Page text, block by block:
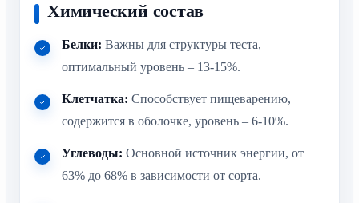
Химический состав
Белки: Важны для структуры теста,
оптимальный уровень – 13-15%.
Клетчатка: Способствует пищеварению,
содержится в оболочке, уровень – 6-10%.
Углеводы: Основной источник энергии, от
63% до 68% в зависимости от сорта.